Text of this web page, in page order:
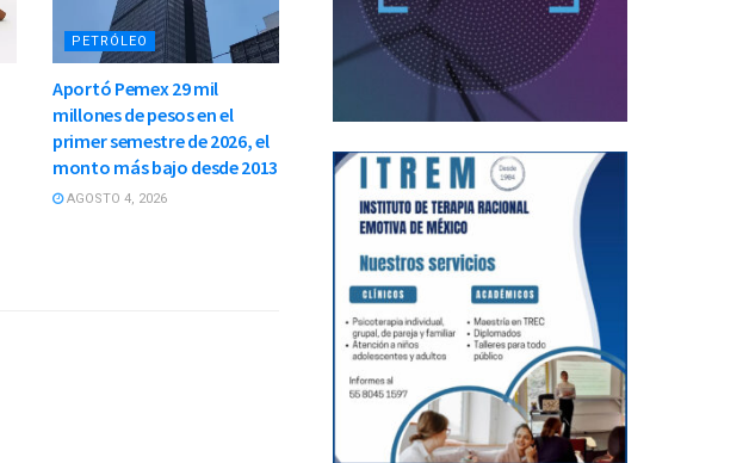
PETRÓLEO
Aportó Pemex 29 mil
millones de pesos en el
primer semestre de 2026, el
monto más bajo desde 2013
AGOSTO 4, 2026